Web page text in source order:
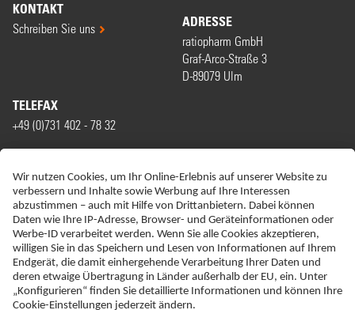
KONTAKT
Schreiben Sie uns ADRESSE
ratiopharm GmbH
Graf-Arco-Straße 3
D-89079 Ulm
TELEFAX
+49 (0)731 402 - 78 32
ERKLÄRUNG ZUR BARRIEREFREIHEIT
IMPRESSUM
DATENSCHUTZ